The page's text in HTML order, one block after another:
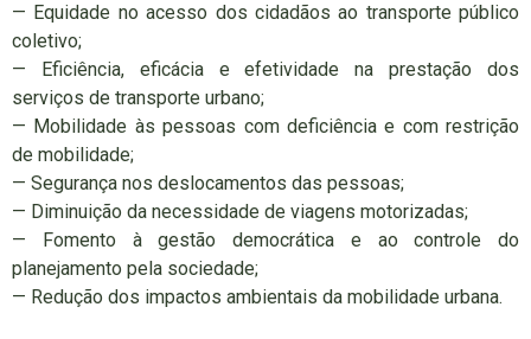
— Equidade no acesso dos cidadãos ao transporte público
coletivo;
— Eficiência, eficácia e efetividade na prestação dos
serviços de transporte urbano;
— Mobilidade às pessoas com deficiência e com restrição
de mobilidade;
— Segurança nos deslocamentos das pessoas;
— Diminuição da necessidade de viagens motorizadas;
— Fomento à gestão democrática e ao controle do
planejamento pela sociedade;
— Redução dos impactos ambientais da mobilidade urbana.